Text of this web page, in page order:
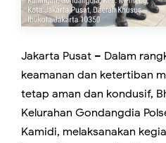
Jakarta Pusat – Dalam
keamanan dan ketertiban
tetap aman dan kondusif,
Kelurahan Gondangdia
Kamidi, melaksanakan